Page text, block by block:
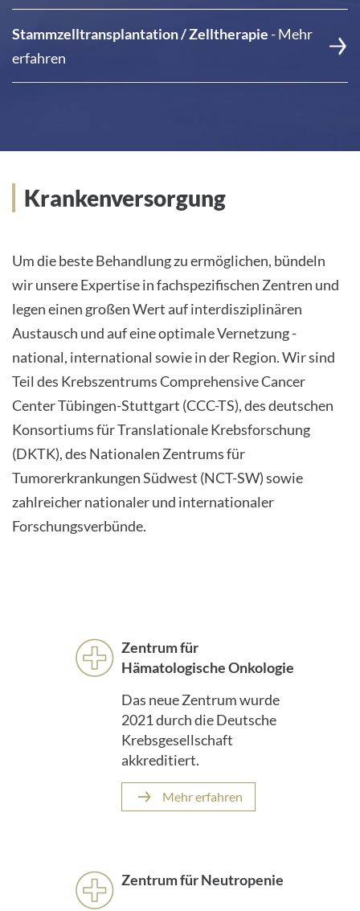
Stammzelltransplantation / Zelltherapie - Mehr
erfahren
Krankenversorgung
Um die beste Behandlung zu ermöglichen, bündeln
wir unsere Expertise in fachspezifischen Zentren und
legen einen großen Wert auf interdisziplinären
Austausch und auf eine optimale Vernetzung -
national, international sowie in der Region. Wir sind
Teil des Krebszentrums Comprehensive Cancer
Center Tübingen-Stuttgart (CCC-TS), des deutschen
Konsortiums für Translationale Krebsforschung
(DKTK), des Nationalen Zentrums für
Tumorerkrankungen Südwest (NCT-SW) sowie
zahlreicher nationaler und internationaler
Forschungsverbünde.
Zentrum für
Hämatologische Onkologie
Das neue Zentrum wurde
2021 durch die Deutsche
Krebsgesellschaft
akkreditiert.
Mehr erfahren
Zentrum für Neutropenie